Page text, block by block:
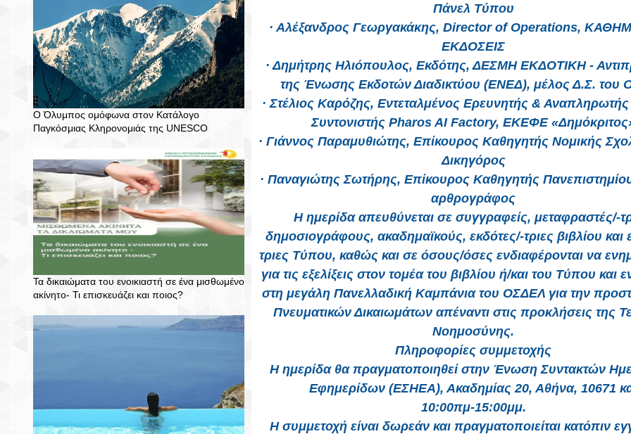
Ο Όλυμπος ομόφωνα στον Κατάλογο
Παγκόσμιας Κληρονομιάς της UNESCO
Τα δικαιώματα του ενοικιαστή σε ένα μισθωμένο
ακίνητο- Τι επισκευάζει και ποιος?
Πάνελ Τύπου
· Αλέξανδρος Γεωργακάκης, Director of Operations,
ΕΚΔΟΣΕΙΣ
· Δημήτρης Ηλιόπουλος, Εκδότης, ΔΕΣΜΗ ΕΚΔΟΤΙΚΗ -
της Ένωσης Εκδοτών Διαδικτύου (ΕΝΕΔ), μέλος Δ.Σ. του
· Στέλιος Καρόζης, Εντεταλμένος Ερευνητής & Αναπληρωτής
Συντονιστής Pharos AI Factory, ΕΚΕΦΕ
· Γιάννος Παραμυθιώτης, Επίκουρος Καθηγητής Νομικής
Δικηγόρος
· Παναγιώτης Σωτήρης, Επίκουρος Καθηγητής
αρθρογράφος
Η ημερίδα απευθύνεται σε συγγραφείς, μεταφραστές/-
δημοσιογράφους, ακαδημαϊκούς, εκδότες/-τριες βιβλίου και
τριες Τύπου, καθώς και σε όσους/όσες ενδιαφέρονται να
για τις εξελίξεις στον τομέα του βιβλίου ή/και του Τύπου και
στη μεγάλη Πανελλαδική Καμπάνια του ΟΣΔΕΛ για την
Πνευματικών Δικαιωμάτων απέναντι στις προκλήσεις της
Νοημοσύνης.
Πληροφορίες συμμετοχής
Η ημερίδα θα πραγματοποιηθεί στην Ένωση Συντακτών
Εφημερίδων (ΕΣΗΕΑ), Ακαδημίας 20, Αθήνα, 10671
10:00πμ-15:00μμ.
Η συμμετοχή είναι δωρεάν και πραγματοποιείται κατόπιν